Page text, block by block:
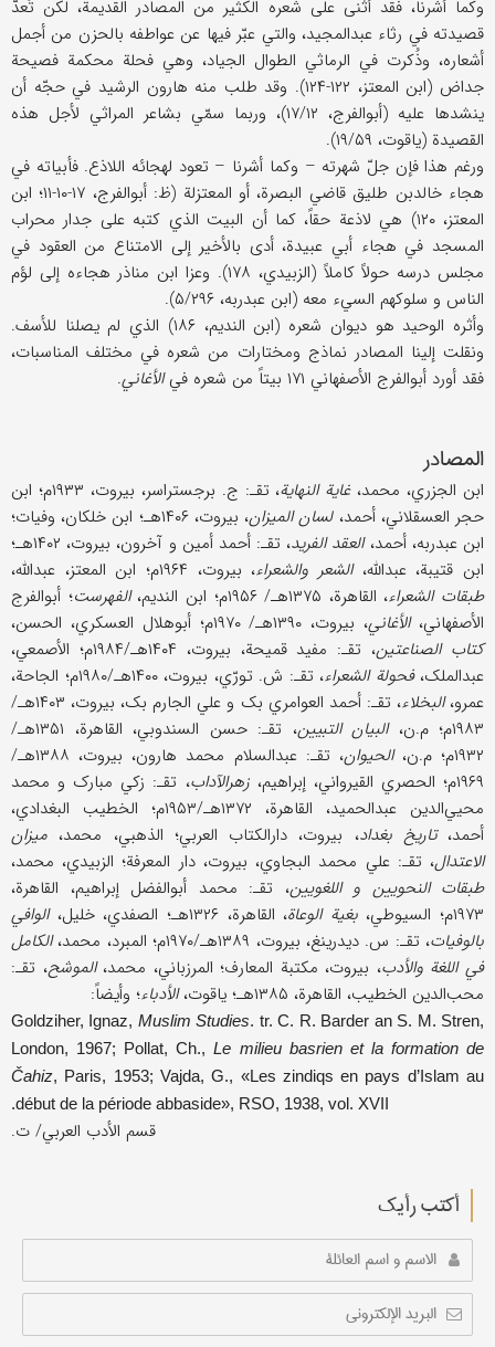
وکما أشرنا، فقد أثنی علی شعره الکثیر من المصادر القدیمة، لکن تُعدّ
قصیدته في رثاء عبدالمجید، والتي عبّر فیها عن عواطفه بالحزن من أجمل
أشعاره، وذُکرت في الرماثي الطوال الجیاد، وهي فحلة محکمة فصیحة
جداض (ابن المعتز، ۱۲۲-۱۲۴). وقد طلب منه هارون الرشید في حجّه أن
ینشدها علیه (أبوالفرج، ۱۷/۱۲)، وربما سمّي بشاعر المراثي لأجل هذه
القصیدة (یاقوت، ۱۹/۵۹).
ورغم هذا فإن جلّ شهرته – وکما أشرنا – تعود لهجائه اللاذع. فأبیاته في
هجاء خالدبن طلیق قاضي البصرة، أو المعتزلة (ظ: أبوالفرج، ۱۷-۱۰-۱۱؛ ابن
المعتز، ۱۲۰) هي لاذعة حقاً، کما أن البیت الذي کتبه علی جدار محراب
المسجد في هجاء أبي عبیدة، أدی بالأخیر إلی الامتناع من العقود في
مجلس درسه حولاً کاملاً (الزبیدي، ۱۷۸). وعزا ابن مناذر هجاءه إلی لؤم
الناس و سلوکهم السيء معه (ابن عبدربه، ۵/۲۹۶).
وأثره الوحید هو دیوان شعره (ابن الندیم، ۱۸۶) الذي لم یصلنا للأسف.
ونقلت إلینا المصادر نماذج ومختارات من شعره في مختلف المناسبات،
فقد أورد أبوالفرج الأصفهاني ۱۷۱ بیتاً من شعره في
الأغاني.
المصادر
ابن الجزري، محمد،غایة النهایة
، تقـ: ج. برجستراسر، بیروت، ۱۹۳۳م؛ ابن
حجر العسقلاني، أحمد، لسان المیزان
، بیروت، ۱۴۰۶هـ؛ ابن خلکان، وفیات؛
ابن عبدربه، أحمد،العقد الفرید
، تقـ: أحمد أمین و آخرون، بیروت، ۱۴۰۲هـ؛
ابن قتیبة، عبدالله،الشعر والشعراء، بیروت، ۱۹۶۴م؛ ابن المعتز، عبدالله،
طبقات الشعراء، القاهرة، ۱۳۷۵هـ/ ۱۹۵۶م؛ ابن الندیم، الفهرست؛ أبوالفرج
الأصفهاني،الأغاني، بیروت، ۱۳۹۰هـ/ ۱۹۷۰م؛ أبوهلال العسکري، الحسن،
کتاب الصناعتین
، تقـ: مفید قمیحة، بیروت، ۱۴۰۴هـ/۱۹۸۴م؛ الأصمعي،
عبدالملک،فحولة الشعراء
، تقـ: ش. تورّي، بیروت، ۱۴۰۰هـ/۱۹۸۰م؛ الجاحة،
عمرو،البخلاء
، تقـ: أحمد العوامري بک و علي الجارم بک، بیروت، ۱۴۰۳هـ/
۱۹۸۳م؛ م.ن،
البیان التبیین
، تقـ: حسن السندوبي، القاهرة، ۱۳۵۱هـ/
۱۹۳۲م؛ م.ن،
الحیوان
، تقـ: عبدالسلام محمد هارون، بیروت، ۱۳۸۸هـ/
۱۹۶۹م؛ الحصري القیرواني، إبراهیم،
زهرالآداب، تقـ: زکي مبارک و محمد
محیي‌الدین عبدالحمید، القاهرة، ۱۳۷۲هـ/۱۹۵۳م؛ الخطیب البغدادي،
أحمد،تاریخ بغداد، بیروت، دارالکتاب العربي؛ الذهبي، محمد، میزان
الاعتدال، تقـ: علي محمد البجاوي، بیروت، دار المعرفة؛ الزبیدي، محمد،
طبقات النحویین و اللغویین، تقـ: محمد أبوالفضل إبراهیم، القاهرة،
۱۹۷۳م؛ السیوطي،
بغیة الوعاة، القاهرة، ۱۳۲۶هـ؛ الصفدي، خلیل،
الوافي
بالوفیات، تقـ: س. دیدرینغ، بیروت، ۱۳۸۹هـ/۱۹۷۰م؛ المبرد، محمد،
الکامل
في اللغة والأدب، بیروت، مکتبة المعارف؛ المرزباني، محمد،الموشح، تقـ:
محب‌الدین الخطیب، القاهرة، ۱۳۸۵هـ؛ یاقوت،
الأدباء؛ وأیضاً:
Goldziher, Ignaz, Muslim Studies. tr. C. R. Barder an S. M. Stren,
London, 1967; Pollat, Ch., Le milieu basrien et la formation de
Čahiz, Paris, 1953; Vajda, G., «Les zindiqs en pays d’Islam au
début de la période abbaside», RSO, 1938, vol. XVII.
قسم الأدب العربي/ ت.
أکتب رأیك